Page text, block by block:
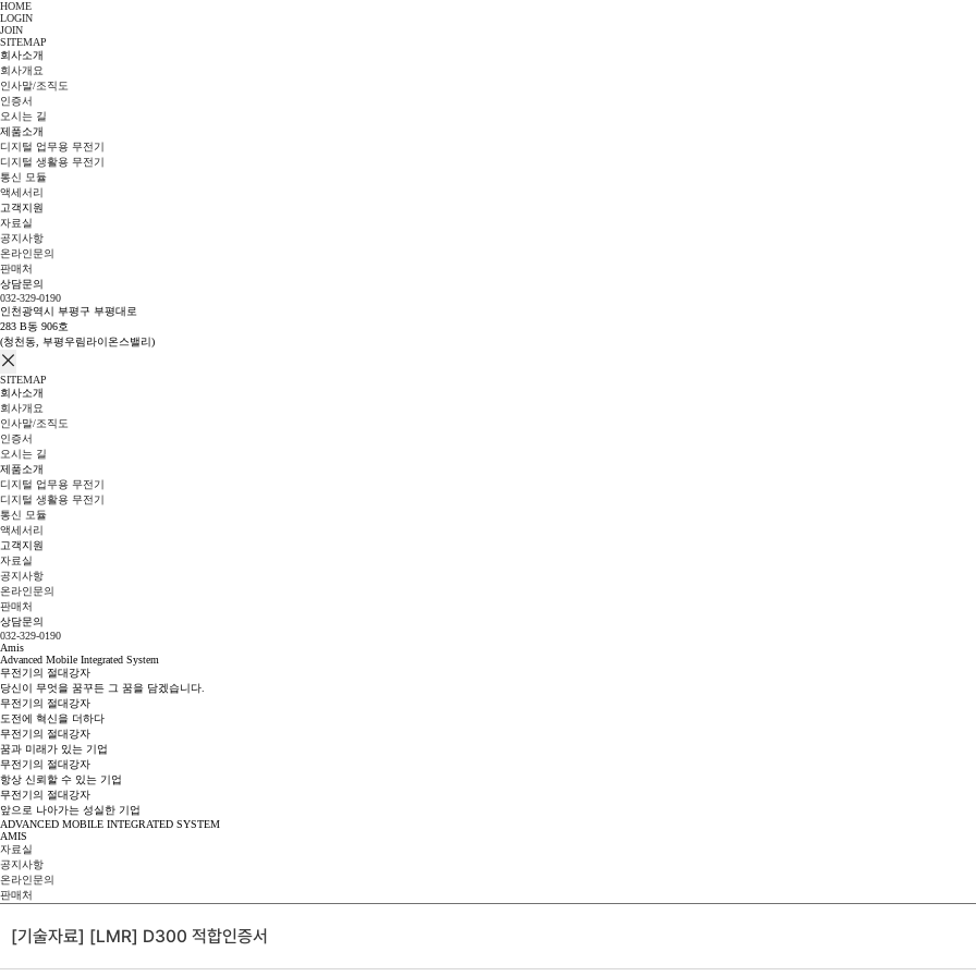
HOME
LOGIN
JOIN
SITEMAP
회사소개
회사개요
인사말/조직도
인증서
오시는 길
제품소개
디지털 업무용 무전기
디지털 생활용 무전기
통신 모듈
액세서리
고객지원
자료실
공지사항
온라인문의
판매처
상담문의
032-329-0190
인천광역시 부평구 부평대로
283 B동 906호
(청천동, 부평우림라이온스밸리)
SITEMAP
회사소개
회사개요
인사말/조직도
인증서
오시는 길
제품소개
디지털 업무용 무전기
디지털 생활용 무전기
통신 모듈
액세서리
고객지원
자료실
공지사항
온라인문의
판매처
상담문의
032-329-0190
Amis
Advanced Mobile Integrated System
무전기의 절대강자
당신이 무엇을 꿈꾸든 그 꿈을 담겠습니다.
무전기의 절대강자
도전에 혁신을 더하다
무전기의 절대강자
꿈과 미래가 있는 기업
무전기의 절대강자
항상 신뢰할 수 있는 기업
무전기의 절대강자
앞으로 나아가는 성실한 기업
ADVANCED MOBILE INTEGRATED SYSTEM
AMIS
자료실
공지사항
온라인문의
판매처
[기술자료] [LMR] D300 적합인증서